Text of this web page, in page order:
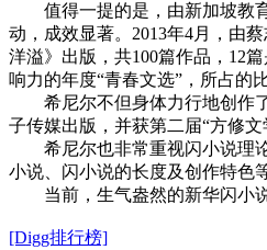
值得一提的是，由新加坡教育
动，成效显著。2013年4月，由
洋溢》出版，共100篇作品，12
响力的年度“青春文选”，所占的
希尼尔不但身体力行地创作了
子传媒出版，并获第二届“方修
希尼尔也非常重视闪小说理论
小说、闪小说的长度及创作特色
当前，生气盎然的新华闪小说
[Digg排行榜]